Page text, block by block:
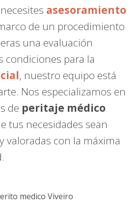
asesoramiento
de un procedimiento
una evaluación
condiciones para la
, nuestro equipo está
Nos especializamos en
de peritaje médico
tus necesidades sean
valoradas con la máxima